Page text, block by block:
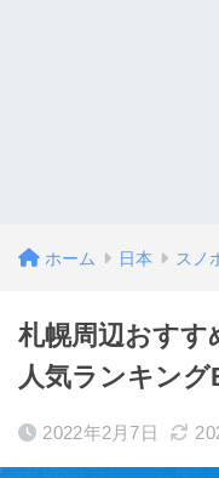
ホーム 日本 スノ
札幌周辺おすす
人気ランキング
2022年2月7日